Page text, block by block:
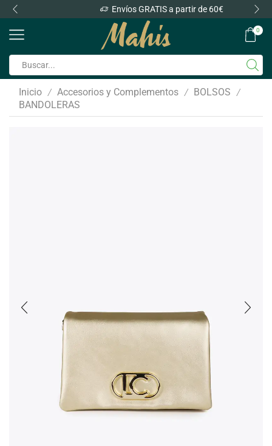
Envíos GRATIS a partir de 60€
0
Inicio / Accesorios y Complementos / BOLSOS /
BANDOLERAS